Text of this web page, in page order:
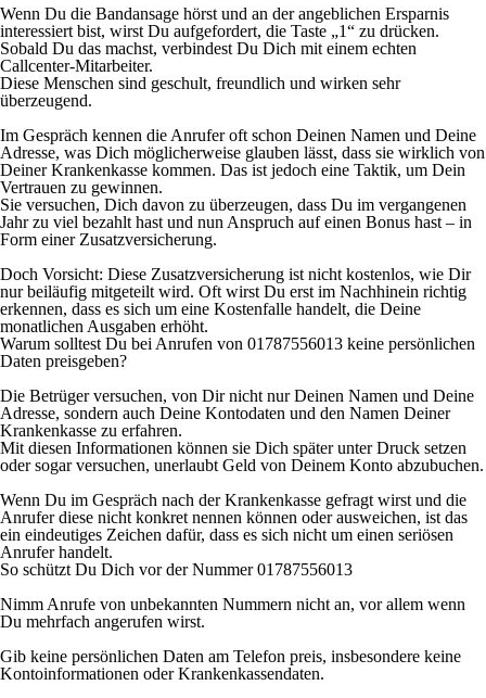
Wenn Du die Bandansage hörst und an der angeblichen Ersparnis
interessiert bist, wirst Du aufgefordert, die Taste „1“ zu drücken.
Sobald Du das machst, verbindest Du Dich mit einem echten
Callcenter-Mitarbeiter.
Diese Menschen sind geschult, freundlich und wirken sehr
überzeugend.
Im Gespräch kennen die Anrufer oft schon Deinen Namen und Deine
Adresse, was Dich möglicherweise glauben lässt, dass sie wirklich von
Deiner Krankenkasse kommen. Das ist jedoch eine Taktik, um Dein
Vertrauen zu gewinnen.
Sie versuchen, Dich davon zu überzeugen, dass Du im vergangenen
Jahr zu viel bezahlt hast und nun Anspruch auf einen Bonus hast – in
Form einer Zusatzversicherung.
Doch Vorsicht: Diese Zusatzversicherung ist nicht kostenlos, wie Dir
nur beiläufig mitgeteilt wird. Oft wirst Du erst im Nachhinein richtig
erkennen, dass es sich um eine Kostenfalle handelt, die Deine
monatlichen Ausgaben erhöht.
Warum solltest Du bei Anrufen von 01787556013 keine persönlichen
Daten preisgeben?
Die Betrüger versuchen, von Dir nicht nur Deinen Namen und Deine
Adresse, sondern auch Deine Kontodaten und den Namen Deiner
Krankenkasse zu erfahren.
Mit diesen Informationen können sie Dich später unter Druck setzen
oder sogar versuchen, unerlaubt Geld von Deinem Konto abzubuchen.
Wenn Du im Gespräch nach der Krankenkasse gefragt wirst und die
Anrufer diese nicht konkret nennen können oder ausweichen, ist das
ein eindeutiges Zeichen dafür, dass es sich nicht um einen seriösen
Anrufer handelt.
So schützt Du Dich vor der Nummer 01787556013
Nimm Anrufe von unbekannten Nummern nicht an, vor allem wenn
Du mehrfach angerufen wirst.
Gib keine persönlichen Daten am Telefon preis, insbesondere keine
Kontoinformationen oder Krankenkassendaten.